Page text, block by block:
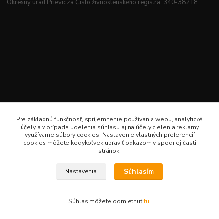
Okresný úrad Prievidza Číslo živnostenského registra: 340-38218
lenkameliskovapd@gmail.com · Hotline: Lenka Melišková 0949 224 331
Pre základnú funkčnosť, spríjemnenie používania webu, analytické
účely a v prípade udelenia súhlasu aj na účely cielenia reklamy
využívame súbory cookies. Nastavenie vlastných preferencií
cookies môžete kedykoľvek upraviť odkazom v spodnej časti
stránok.
Nastavenia Súhlasím
Súhlas môžete odmietnuťtu.